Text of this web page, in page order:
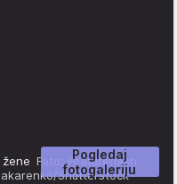
Pogledaj
fotogaleriju
Foto: Featureflash
Shutterstock